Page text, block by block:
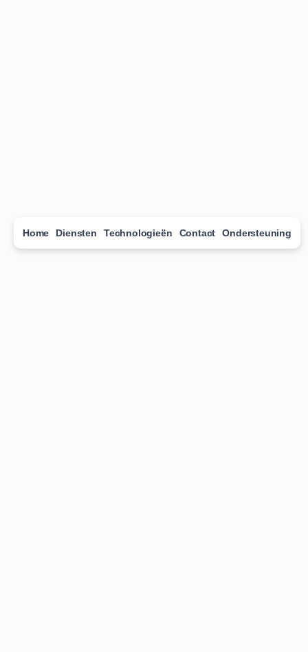
Home Diensten Technologieën Contact Ondersteuning